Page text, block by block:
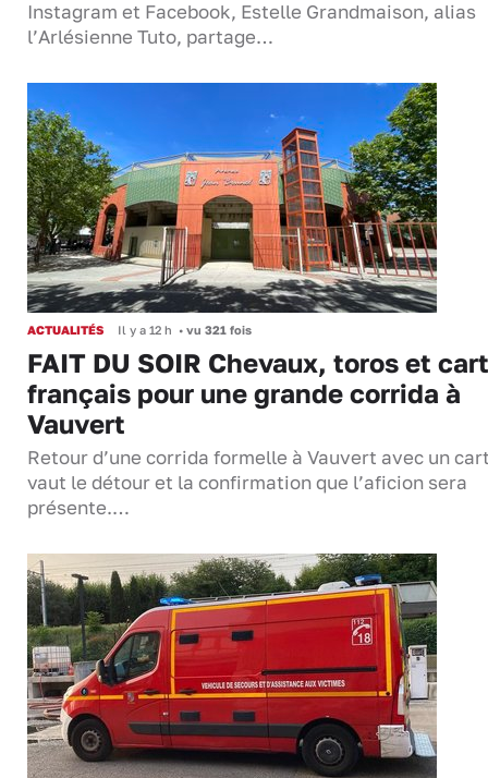
Instagram et Facebook, Estelle Grandmaison, alias
l’Arlésienne Tuto, partage…
ACTUALITÉS Il y a 12 h • vu 321 fois
FAIT DU SOIR Chevaux, toros et
français pour une grande corrida à
Vauvert
Retour d’une corrida formelle à Vauvert avec un
vaut le détour et la confirmation que l’aficion sera
présente.…